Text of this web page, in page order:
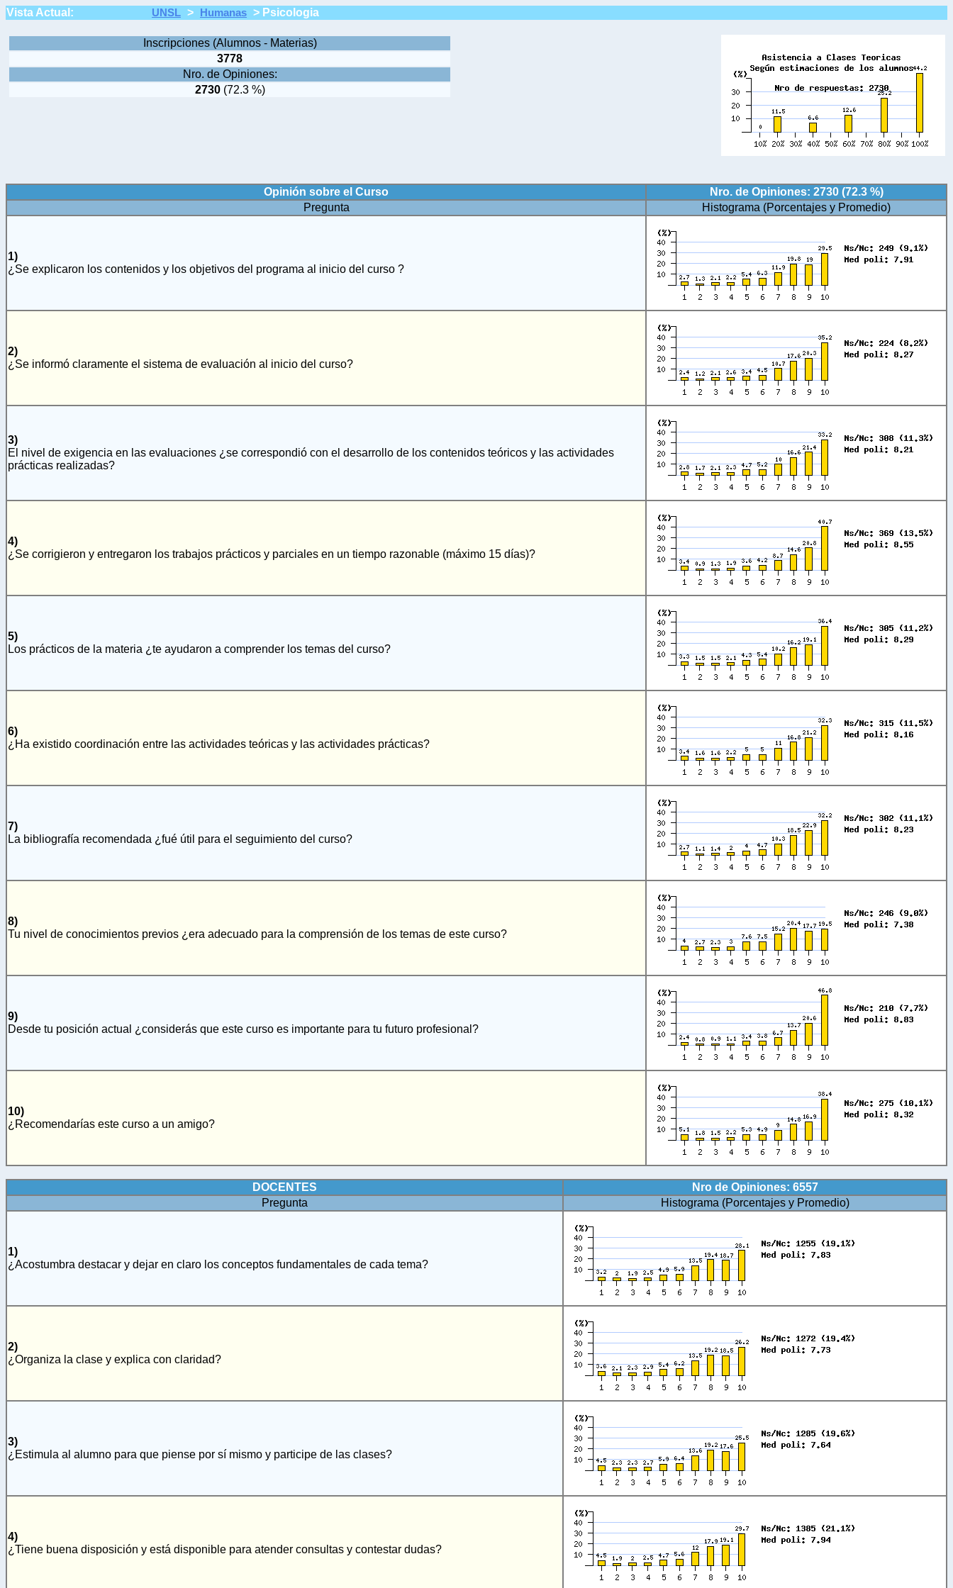
Vista Actual: UNSL > Humanas > Psicologia
Inscripciones (Alumnos - Materias)
3778
Nro. de Opiniones:
2730(72.3 %)
Opinión sobre el Curso
Nro. de Opiniones: 2730 (72.3 %)
Pregunta
Histograma (Porcentajes y Promedio)
1)
¿Se explicaron los contenidos y los objetivos del programa al inicio del curso ?
2)
¿Se informó claramente el sistema de evaluación al inicio del curso?
3)
El nivel de exigencia en las evaluaciones ¿se correspondió con el desarrollo de los contenidos teóricos y las actividades
prácticas realizadas?
4)
¿Se corrigieron y entregaron los trabajos prácticos y parciales en un tiempo razonable (máximo 15 días)?
5)
Los prácticos de la materia ¿te ayudaron a comprender los temas del curso?
6)
¿Ha existido coordinación entre las actividades teóricas y las actividades prácticas?
7)
La bibliografía recomendada ¿fué útil para el seguimiento del curso?
8)
Tu nivel de conocimientos previos ¿era adecuado para la comprensión de los temas de este curso?
9)
Desde tu posición actual ¿considerás que este curso es importante para tu futuro profesional?
10)
¿Recomendarías este curso a un amigo?
DOCENTES
Nro de Opiniones: 6557
Pregunta
Histograma (Porcentajes y Promedio)
1)
¿Acostumbra destacar y dejar en claro los conceptos fundamentales de cada tema?
2)
¿Organiza la clase y explica con claridad?
3)
¿Estimula al alumno para que piense por sí mismo y participe de las clases?
4)
¿Tiene buena disposición y está disponible para atender consultas y contestar dudas?